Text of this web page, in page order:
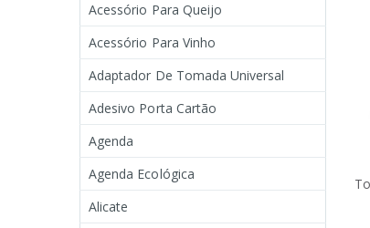
Acessório Para Queijo
Acessório Para Vinho
Adaptador De Tomada Universal
Adesivo Porta Cartão
Agenda
Agenda Ecológica
Alicate